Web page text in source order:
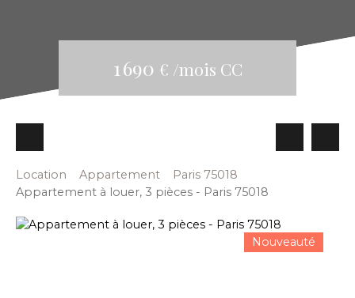
1 690 € /mois CC
Location Appartement
Paris 75018
Appartement à louer, 3 pièces - Paris 75018
Nouveauté